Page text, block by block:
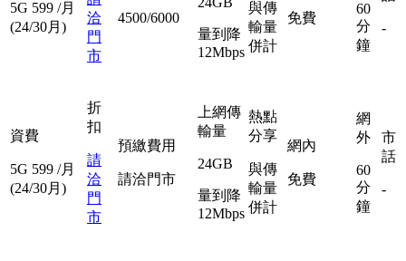
5G 599 /月
(24/30月)
洽
門
市
4500/6000
量到降
12Mbps
與傳
輸量
併計
免費
60
分
鐘
-
資費
5G 599 /月
(24/30月)
折
扣
請
洽
門
市
預繳費用
請洽門市
上網傳
輸量
24GB
量到降
12Mbps
熱點
分享
與傳
輸量
併計
網內
免費
網
外
60
分
鐘
市
話
-